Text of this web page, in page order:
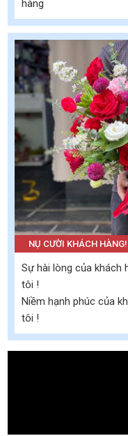
hàng
NỤ CƯỜI KHÁCH
Sự hài lòng của khách
tôi !
Niềm hạnh phúc của
tôi !